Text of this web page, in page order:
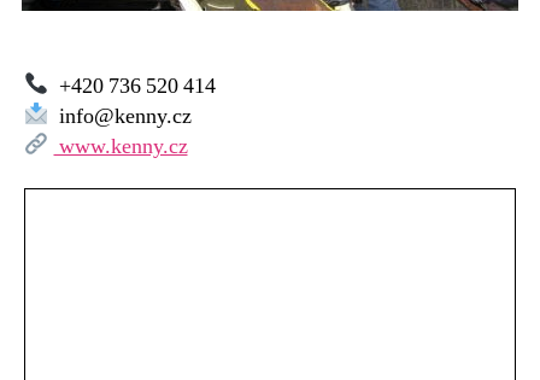
+420 736 520 414
info@kenny.cz
www.kenny.cz